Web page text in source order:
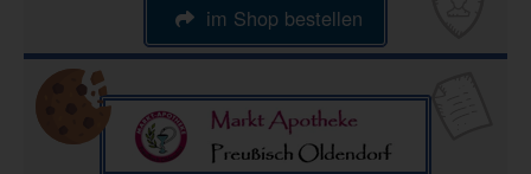
im Shop bestellen